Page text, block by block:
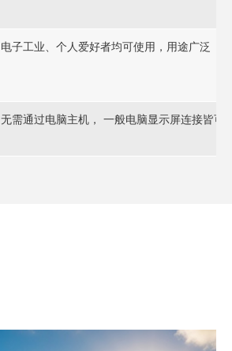
电子工业、个人爱好者均可使用，用途广泛
无需通过电脑主机， 一般电脑显示屏连接皆可